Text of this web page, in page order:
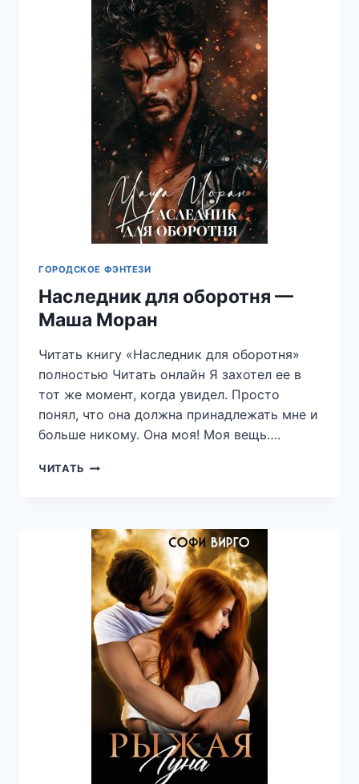
ЛАДЫГИНА
ГОРОДСКОЕ ФЭНТЕЗИ
Наследник для оборотня —
Маша Моран
Читать книгу «Наследник для оборотня»
полностью Читать онлайн Я захотел ее в
тот же момент, когда увидел. Просто
понял, что она должна принадлежать мне и
больше никому. Она моя! Моя вещь….
ЧИТАТЬ НАСЛЕДНИК
МАША
МОРАН